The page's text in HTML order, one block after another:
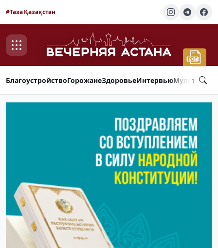
#Таза Қазақстан
БлагоустройствоГорожанеЗдоровьеИнтервью